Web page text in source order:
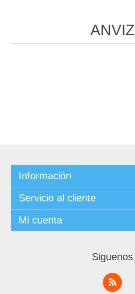
ANVIZ
Información
Servicio al cliente
Mi cuenta
Siguenos